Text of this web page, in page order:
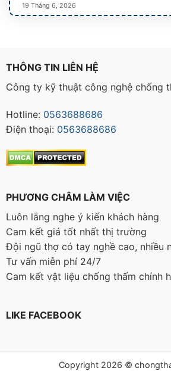
19 Tháng 6, 2026
THÔNG TIN LIÊN HỆ
Công ty kỹ thuật công nghệ chống
Hotline: 0563688686
Điện thoại: 0563688686
PHƯƠNG CHÂM LÀM VIỆC
Luôn lắng nghe ý kiến khách hàng
Cam kết giá tốt nhất thị trường
Đội ngũ thợ có tay nghề cao, nhiều
Tư vấn miễn phí 24/7
Cam kết vật liệu chống thấm chính
LIKE FACEBOOK
Copyright 2026 ©